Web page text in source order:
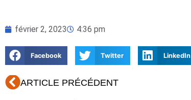
février 2, 2023 4:36 pm
Facebook Twitter LinkedIn
Précédent
ARTICLE PRÉCÉDENT